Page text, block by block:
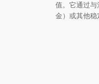
值。它通过
金）或其他